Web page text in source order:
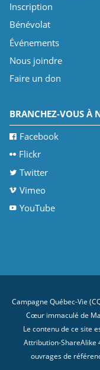
Inscription
Bénévolat
Événements
Nous joindre
Faire un don
BRANCHEZ-VOUS À
Facebook
Flickr
Twitter
Vimeo
YouTube
Campagne Québec-Vie
Cœur immaculé de
Le contenu de ce site
Attribution-ShareAlike
ouvrages de